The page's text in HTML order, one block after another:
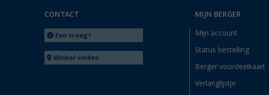
CONTACT
Een vraag?
Winkel vinden
MIJN BERGER
Mijn account
Status bestelling
Berger voordeelkaart
Verlanglijstje